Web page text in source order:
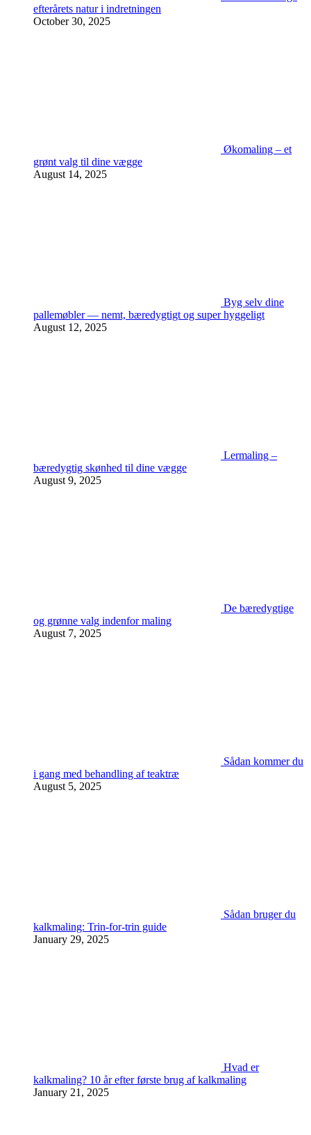
efterårets natur i indretningen
October 30, 2025
Økomaling – et
grønt valg til dine vægge
August 14, 2025
Byg selv dine
pallemøbler — nemt, bæredygtigt og super hyggeligt
August 12, 2025
Lermaling –
bæredygtig skønhed til dine vægge
August 9, 2025
De bæredygtige
og grønne valg indenfor maling
August 7, 2025
Sådan kommer du
i gang med behandling af teaktræ
August 5, 2025
Sådan bruger du
kalkmaling: Trin-for-trin guide
January 29, 2025
Hvad er
kalkmaling? 10 år efter første brug af kalkmaling
January 21, 2025